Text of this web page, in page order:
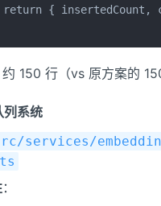
return { insertedCount,
约 150 行（vs 原方案的
列系统
services/
：